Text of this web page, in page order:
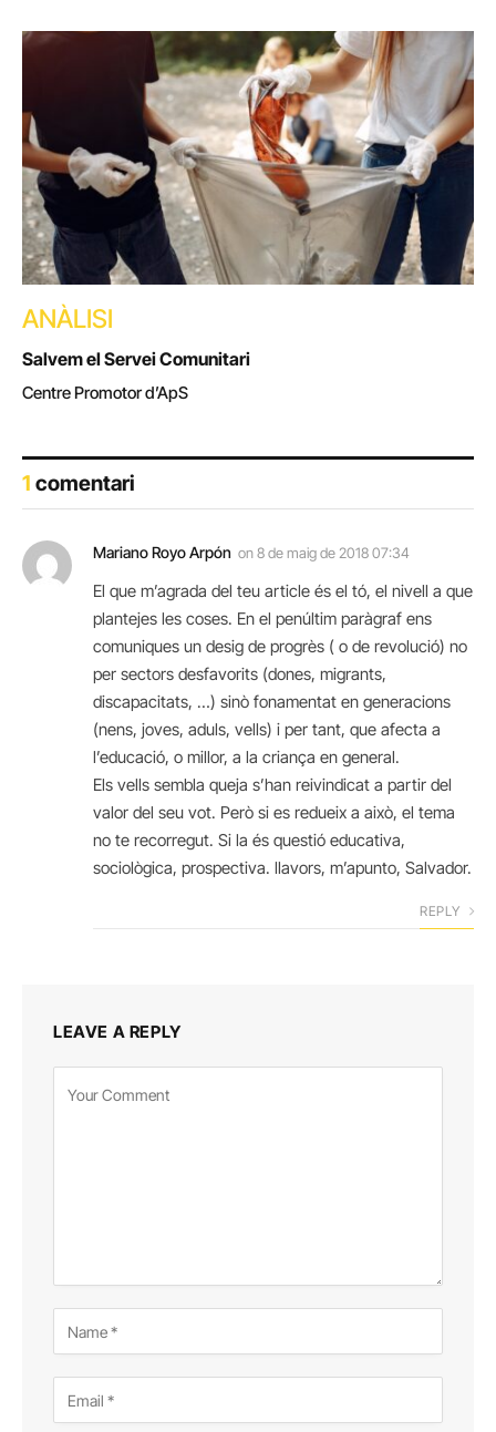
ANÀLISI
Salvem el Servei Comunitari
Centre Promotor d’ApS
1 comentari
Mariano Royo Arpón on8 de maig de 2018 07:34
El que m’agrada del teu article és el tó, el nivell a que
plantejes les coses. En el penúltim paràgraf ens
comuniques un desig de progrès ( o de revolució) no
per sectors desfavorits (dones, migrants,
discapacitats, …) sinò fonamentat en generacions
(nens, joves, aduls, vells) i per tant, que afecta a
l’educació, o millor, a la criança en general.
Els vells sembla queja s’han reivindicat a partir del
valor del seu vot. Però si es redueix a això, el tema
no te recorregut. Si la és questió educativa,
sociològica, prospectiva. llavors, m’apunto, Salvador.
REPLY
LEAVE A REPLY